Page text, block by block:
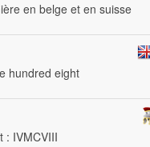
en belge et en suisse
hundred eight
: IVMCVIII